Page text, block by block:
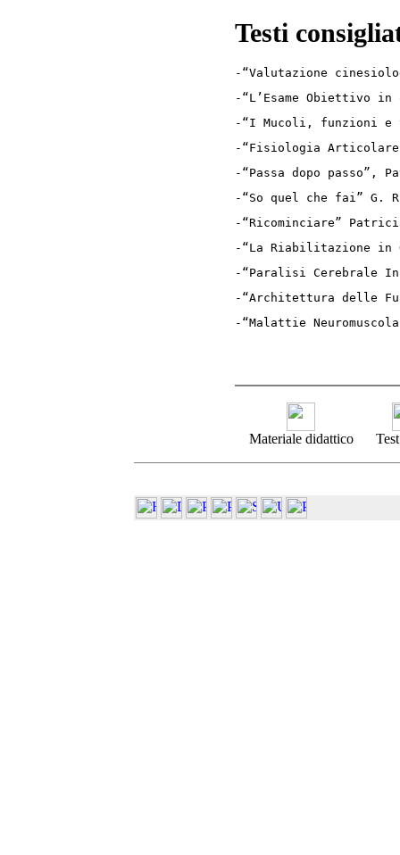
Testi
-“Valutazione
-“L’Esame Obiettivo
-“I Mucoli, funzioni e
-“Fisiologia
-“Passa dopo passo”,
-“So quel che fai” G.
-“Ricominciare”
-“La Riabilitazione in
-“Paralisi Cerebrale
-“Architettura delle
-“Malattie
Materiale didattico